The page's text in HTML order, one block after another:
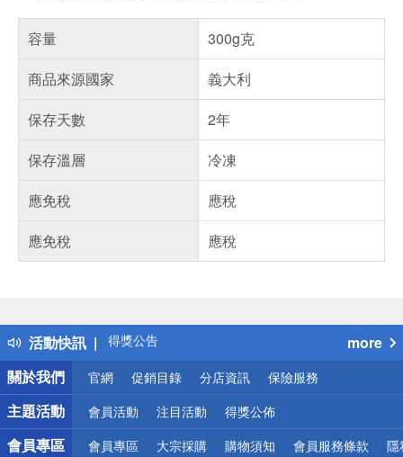
容量
300g克
商品來源國家
義大利
保存天數
2年
保存溫層
冷凍
應免稅
應稅
應免稅
應稅
活動快訊
得獎公告
熱門話題
銀行優惠
偏遠地區配送
詐騙網頁！請小心！
more
關於我們
官網 促銷目錄 分店資訊 保險服務
主題活動 會員活動 注目活動 得獎公佈
會員專區 會員專區 大宗採購 購物須知 會員服務條款 隱